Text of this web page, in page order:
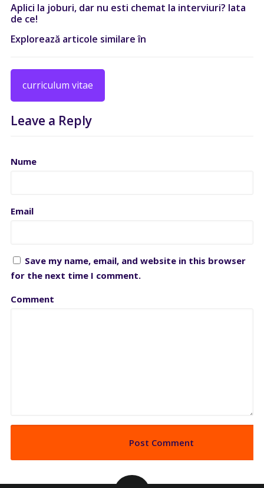
Aplici la joburi, dar nu esti chemat la interviuri? Iata
de ce!
Explorează articole similare în
curriculum vitae
Leave a Reply
Nume
Email
Save my name, email, and website in this browser
for the next time I comment.
Comment